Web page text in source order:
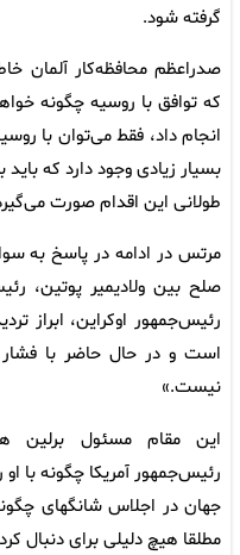
گرفته شود.
صدراعظم محافظه‌کار آلمان
که توافق با روسیه چگونه
انجام داد، فقط می‌توان با
بسیار زیادی وجود دارد که باید
طولانی این اقدام صورت
مرتس در ادامه در پاسخ به
صلح بین ولادیمیر پوتین،
رئیس‌جمهور اوکراین، ابراز
است و در حال حاضر با
نیست.»
این مقام مسئول برلین
رئیس‌جمهور آمریکا چگونه با
جهان در اجلاس شانگهای
مطلقا هیچ دلیلی برای دنبال